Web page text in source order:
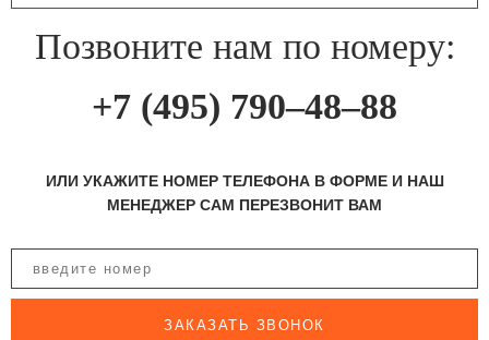
Позвоните нам по номеру:
+7 (495) 790–48–88
ИЛИ УКАЖИТЕ НОМЕР ТЕЛЕФОНА В ФОРМЕ И НАШ
МЕНЕДЖЕР САМ ПЕРЕЗВОНИТ ВАМ
ЗАКАЗАТЬ ЗВОНОК